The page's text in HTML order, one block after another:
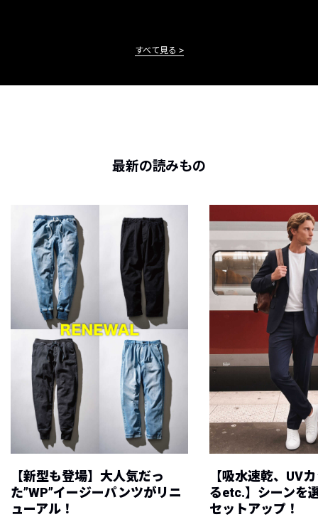
すべて見る
最新の読みもの
【新型も登場】大人気だっ
た”WP”イージーパンツがリニ
ューアル！
【吸水速乾、UV
るetc.】シーンを
セットアップ！